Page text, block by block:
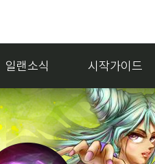
일랜소식 시작가이드